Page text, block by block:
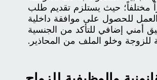
مختلفاً؛ حيث يستلزم تقديم طلب
للحصول على موافقة داخلية
أمني إضافي للتأكد من الجنسية
للزوجة وخلو الملف من المحاذير.